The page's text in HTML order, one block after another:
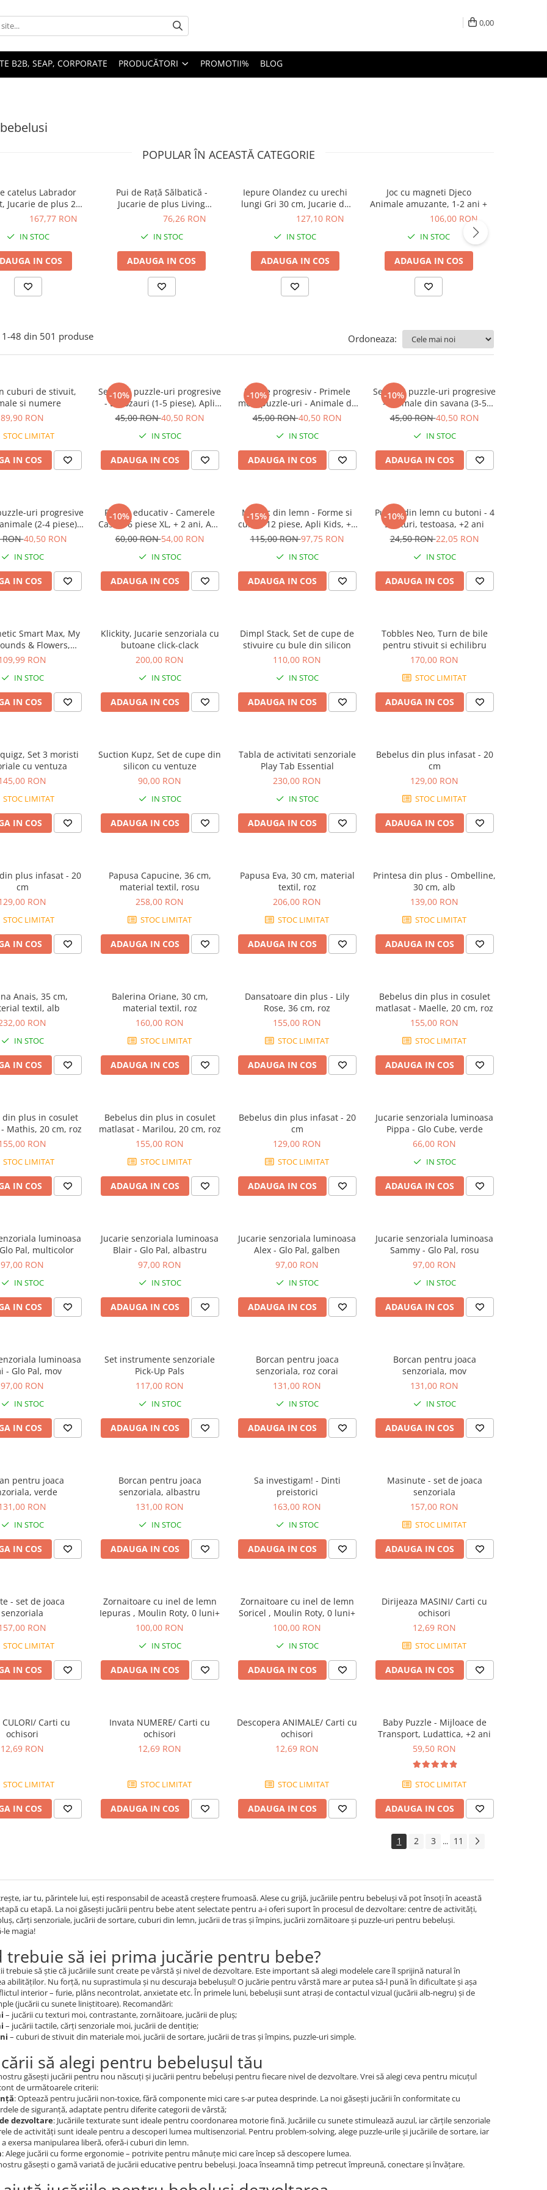
0,00
B2B, SEAP, CORPORATE PRODUCĂTORI PROMOTII% BLOG
POPULAR ÎN ACEASTĂ CATEGORIE
catelus Labrador
Jucarie de plus 24
Living Nature
167,77 RON
IN STOC
IN COS
Pui de Rață Sălbatică -
Jucarie de plus Living
Nature
76,26 RON
IN STOC
ADAUGA IN COS
Iepure Olandez cu urechi
lungi Gri 30 cm, Jucarie de
plus Living Nature
127,10 RON
IN STOC
ADAUGA IN COS
Joc cu magneti Djeco
Animale amuzante, 1-2 ani +
106,00 RON
IN STOC
ADAUGA IN COS
1-48 din 501 produse Ordoneaza:
cuburi de stivuit,
si numere
89,90 RON
STOC LIMITAT
IN COS
-10%
Set de 5 puzzle-uri progresive
- Dinozauri (1-5 piese), Apli
Kids, +2 ani
45,00 RON40,50 RON
IN STOC
ADAUGA IN COS
-10%
Puzzle progresiv - Primele
mele puzzle-uri - Animale de
fermă, 21 piese, 2 ani+, Apli
45,00 RON40,50 RON
IN STOC
ADAUGA IN COS
-10%
Set de 4 puzzle-uri progresive
- Animale din savana (3-5
piese), Apli Kids, +2 ani
45,00 RON40,50 RON
IN STOC
ADAUGA IN COS
uri progresive
(2-4 piese),
Kids, +2 ani
RON40,50 RON
IN STOC
IN COS
-10%
Puzzle educativ - Camerele
Casei 16 piese XL, + 2 ani, Apli
Kids
60,00 RON54,00 RON
IN STOC
ADAUGA IN COS
-15%
Mozaic din lemn - Forme si
culori, 12 piese, Apli Kids, +2
ani
115,00 RON97,75 RON
IN STOC
ADAUGA IN COS
-10%
Puzzle din lemn cu butoni - 4
straturi, testoasa, +2 ani
24,50 RON22,05 RON
IN STOC
ADAUGA IN COS
Smart Max, My
& Flowers,
sunete si flori, 6
RON
IN STOC
IN COS
Klickity, Jucarie senzoriala cu
butoane click-clack
200,00 RON
IN STOC
ADAUGA IN COS
Dimpl Stack, Set de cupe de
stivuire cu bule din silicon
110,00 RON
IN STOC
ADAUGA IN COS
Tobbles Neo, Turn de bile
pentru stivuit si echilibru
170,00 RON
STOC LIMITAT
ADAUGA IN COS
Set 3 moristi
cu ventuza
RON
STOC LIMITAT
IN COS
Suction Kupz, Set de cupe din
silicon cu ventuze
90,00 RON
IN STOC
ADAUGA IN COS
Tabla de activitati senzoriale
Play Tab Essential
230,00 RON
IN STOC
ADAUGA IN COS
Bebelus din plus infasat - 20
cm
129,00 RON
STOC LIMITAT
ADAUGA IN COS
plus infasat - 20
cm
RON
STOC LIMITAT
IN COS
Papusa Capucine, 36 cm,
material textil, rosu
258,00 RON
STOC LIMITAT
ADAUGA IN COS
Papusa Eva, 30 cm, material
textil, roz
206,00 RON
STOC LIMITAT
ADAUGA IN COS
Printesa din plus - Ombelline,
30 cm, alb
139,00 RON
STOC LIMITAT
ADAUGA IN COS
Anais, 35 cm,
textil, alb
RON
IN STOC
IN COS
Balerina Oriane, 30 cm,
material textil, roz
160,00 RON
STOC LIMITAT
ADAUGA IN COS
Dansatoare din plus - Lily
Rose, 36 cm, roz
155,00 RON
STOC LIMITAT
ADAUGA IN COS
Bebelus din plus in cosulet
matlasat - Maelle, 20 cm, roz
155,00 RON
STOC LIMITAT
ADAUGA IN COS
din plus in cosulet
Mathis, 20 cm, roz
RON
STOC LIMITAT
IN COS
Bebelus din plus in cosulet
matlasat - Marilou, 20 cm, roz
155,00 RON
STOC LIMITAT
ADAUGA IN COS
Bebelus din plus infasat - 20
cm
129,00 RON
STOC LIMITAT
ADAUGA IN COS
Jucarie senzoriala luminoasa
Pippa - Glo Cube, verde
66,00 RON
IN STOC
ADAUGA IN COS
luminoasa
Pal, multicolor
97,00 RON
IN STOC
IN COS
Jucarie senzoriala luminoasa
Blair - Glo Pal, albastru
97,00 RON
IN STOC
ADAUGA IN COS
Jucarie senzoriala luminoasa
Alex - Glo Pal, galben
97,00 RON
IN STOC
ADAUGA IN COS
Jucarie senzoriala luminoasa
Sammy - Glo Pal, rosu
97,00 RON
IN STOC
ADAUGA IN COS
luminoasa
- Glo Pal, mov
97,00 RON
IN STOC
IN COS
Set instrumente senzoriale
Pick-Up Pals
117,00 RON
IN STOC
ADAUGA IN COS
Borcan pentru joaca
senzoriala, roz corai
131,00 RON
IN STOC
ADAUGA IN COS
Borcan pentru joaca
senzoriala, mov
131,00 RON
IN STOC
ADAUGA IN COS
pentru joaca
verde
RON
IN STOC
IN COS
Borcan pentru joaca
senzoriala, albastru
131,00 RON
IN STOC
ADAUGA IN COS
Sa investigam! - Dinti
preistorici
163,00 RON
IN STOC
ADAUGA IN COS
Masinute - set de joaca
senzoriala
157,00 RON
STOC LIMITAT
ADAUGA IN COS
- set de joaca
senzoriala
RON
STOC LIMITAT
IN COS
Zornaitoare cu inel de lemn
Iepuras , Moulin Roty, 0 luni+
100,00 RON
IN STOC
ADAUGA IN COS
Zornaitoare cu inel de lemn
Soricel , Moulin Roty, 0 luni+
100,00 RON
IN STOC
ADAUGA IN COS
Dirijeaza MASINI/ Carti cu
ochisori
12,69 RON
STOC LIMITAT
ADAUGA IN COS
Carti cu
ochisori
12,69 RON
STOC LIMITAT
IN COS
Invata NUMERE/ Carti cu
ochisori
12,69 RON
STOC LIMITAT
ADAUGA IN COS
Descopera ANIMALE/ Carti cu
ochisori
12,69 RON
STOC LIMITAT
ADAUGA IN COS
Baby Puzzle - Mijloace de
Transport, Ludattica, +2 ani
59,50 RON
STOC LIMITAT
ADAUGA IN COS
1 2 3 ... 11
iar tu, părintele lui, ești responsabil de această creștere frumoasă. Alese cu grijă, jucăriile pentru bebeluși vă pot însoți în această
cu etapă. La noi găsești jucării pentru bebe atent selectate pentru a-i oferi suport în procesul de dezvoltare: centre de activități,
cărți senzoriale, jucării de sortare, cuburi din lemn, jucării de tras și împins, jucării zornăitoare și puzzle-uri pentru bebeluși.
le magia!
trebuie să iei prima jucărie pentru bebe?
trebuie să știe că jucăriile sunt create pe vârstă și nivel de dezvoltare. Este important să alegi modelele care îl sprijină natural în
abilităților. Nu forță, nu suprastimula și nu descuraja bebelușul! O jucărie pentru vârstă mare ar putea să-l pună în dificultate și așa
interior – furie, plâns necontrolat, anxietate etc. În primele luni, bebelușii sunt atrași de contactul vizual (jucării alb-negru) și de
(jucării cu sunete liniștitoare). Recomandări:
– jucării cu texturi moi, contrastante, zornăitoare, jucării de pluș;
– jucării tactile, cărți senzoriale moi, jucării de dentiție;
– cuburi de stivuit din materiale moi, jucării de sortare, jucării de tras și împins, puzzle-uri simple.
să alegi pentru bebelușul tău
găsești jucării pentru nou născuți și jucării pentru bebeluși pentru fiecare nivel de dezvoltare. Vrei să alegi ceva pentru micuțul
de următoarele criterii:
: Optează pentru jucării non-toxice, fără componente mici care s-ar putea desprinde. La noi găsești jucării în conformitate cu
de siguranță, adaptate pentru diferite categorii de vârstă;
dezvoltare: Jucăriile texturate sunt ideale pentru coordonarea motorie fină. Jucăriile cu sunete stimulează auzul, iar cărțile senzoriale
de activități sunt ideale pentru a descoperi lumea multisenzorial. Pentru problem-solving, alege puzzle-urile și jucăriile de sortare, iar
exersa manipularea liberă, oferă-i cuburi din lemn.
: Alege jucării cu forme ergonomie – potrivite pentru mânuțe mici care încep să descopere lumea.
găsești o gamă variată de jucării educative pentru bebeluși. Joaca înseamnă timp petrecut împreună, conectare și învățare.